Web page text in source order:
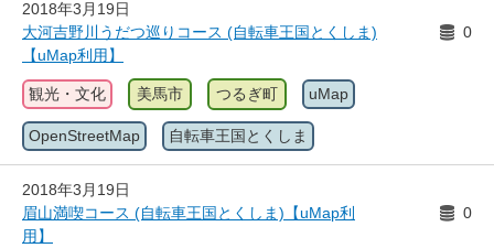
2018年3月19日
大河吉野川うだつ巡りコース (自転車王国とくしま)
【uMap利用】
0
観光・文化 美馬市 つるぎ町 uMap
OpenStreetMap 自転車王国とくしま
2018年3月19日
眉山満喫コース (自転車王国とくしま)【uMap利
用】
0